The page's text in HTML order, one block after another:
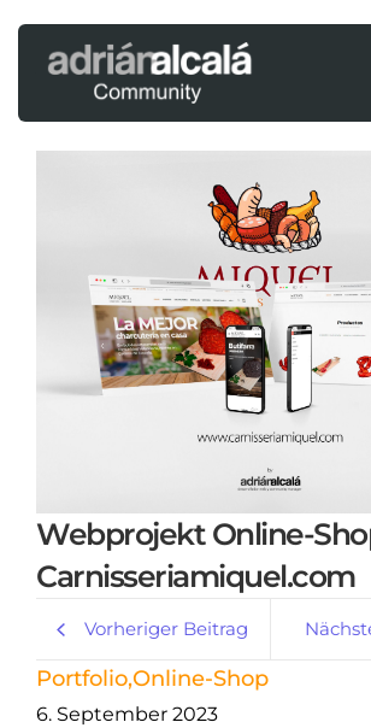
Webprojekt Online-
Carnisseriamiquel.com
Vorheriger Beitrag
Portfolio,Online-Shop
6. September 2023